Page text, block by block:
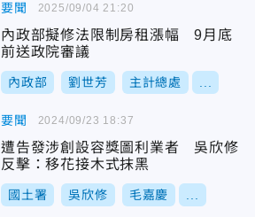
要聞
內政部擬修法限制房租漲幅 9月底
前送政院審議
內政部 劉世芳 主計總處
2025/09/04 21:20
要聞
遭告發涉創設容獎圖利業者 吳欣修
反擊：移花接木式抹黑
國土署 吳欣修 毛嘉慶
2024/09/23 18:37